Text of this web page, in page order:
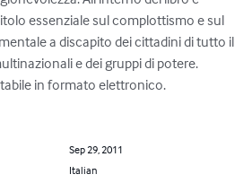
essenziale sul complottismo e sul
a discapito dei cittadini di tutto il
e dei gruppi di potere.
in formato elettronico.
Sep 29, 2011
Italian